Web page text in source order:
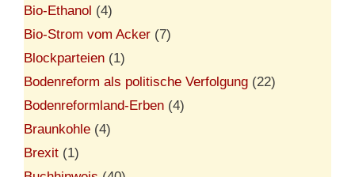
Bio-Ethanol (4)
Bio-Strom vom Acker (7)
Blockparteien (1)
Bodenreform als politische Verfolgung (22)
Bodenreformland-Erben (4)
Braunkohle (4)
Brexit (1)